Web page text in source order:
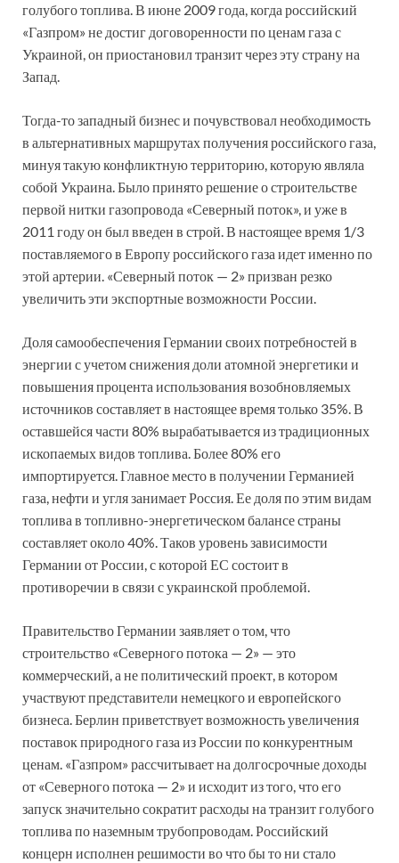
голубого топлива. В июне 2009 года, когда российский
«Газпром» не достиг договоренности по ценам газа с
Украиной, он приостановил транзит через эту страну на
Запад.
Тогда-то западный бизнес и почувствовал необходимость
в альтернативных маршрутах получения российского газа,
минуя такую конфликтную территорию, которую являла
собой Украина. Было принято решение о строительстве
первой нитки газопровода «Северный поток», и уже в
2011 году он был введен в строй. В настоящее время 1/3
поставляемого в Европу российского газа идет именно по
этой артерии. «Северный поток — 2» призван резко
увеличить эти экспортные возможности России.
Доля самообеспечения Германии своих потребностей в
энергии с учетом снижения доли атомной энергетики и
повышения процента использования возобновляемых
источников составляет в настоящее время только 35%. В
оставшейся части 80% вырабатывается из традиционных
ископаемых видов топлива. Более 80% его
импортируется. Главное место в получении Германией
газа, нефти и угля занимает Россия. Ее доля по этим видам
топлива в топливно-энергетическом балансе страны
составляет около 40%. Таков уровень зависимости
Германии от России, с которой ЕС состоит в
противоречии в связи с украинской проблемой.
Правительство Германии заявляет о том, что
строительство «Северного потока — 2» — это
коммерческий, а не политический проект, в котором
участвуют представители немецкого и европейского
бизнеса. Берлин приветствует возможность увеличения
поставок природного газа из России по конкурентным
ценам. «Газпром» рассчитывает на долгосрочные доходы
от «Северного потока — 2» и исходит из того, что его
запуск значительно сократит расходы на транзит голубого
топлива по наземным трубопроводам. Российский
концерн исполнен решимости во что бы то ни стало